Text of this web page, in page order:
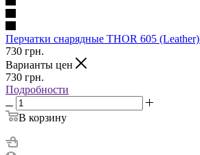
Перчатки снарядные THOR 605
730 грн.
Варианты цен
730 грн.
Подробности
В корзину